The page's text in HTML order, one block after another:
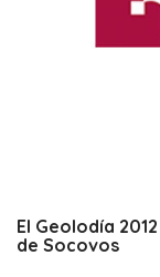
El Geolodía
de Socovos